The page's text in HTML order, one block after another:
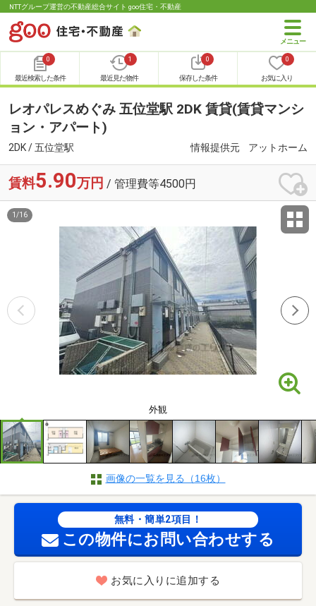
NTTグループ運営の不動産総合サイト goo住宅・不動産
0
最近検索した条件
1
最近見た物件
0
保存した条件
0
お気に入り
レオパレスめぐみ 五位堂駅 2DK 賃貸(賃貸マンシ
ョン・アパート)
2DK / 五位堂駅 情報提供元 アットホーム
賃料5.90万円 / 管理費等4500円
外観
1 /16
画像の一覧を見る（16枚）
無料・簡単2項目！
この物件にお問い合わせする
お気に入りに追加する